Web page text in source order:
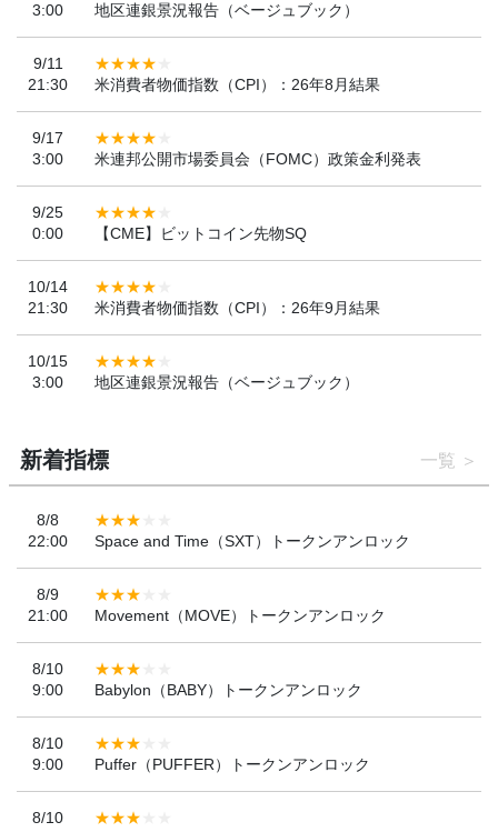
3:00
地区連銀景況報告（ベージュブック）
9/11
21:30
米消費者物価指数（CPI）：26年8月結果
9/17
3:00
米連邦公開市場委員会（FOMC）政策金利発表
9/25
0:00
【CME】ビットコイン先物SQ
10/14
21:30
米消費者物価指数（CPI）：26年9月結果
10/15
3:00
地区連銀景況報告（ベージュブック）
新着指標 一覧
8/8
22:00
Space and Time（SXT）トークンアンロック
8/9
21:00
Movement（MOVE）トークンアンロック
8/10
9:00
Babylon（BABY）トークンアンロック
8/10
9:00
Puffer（PUFFER）トークンアンロック
8/10